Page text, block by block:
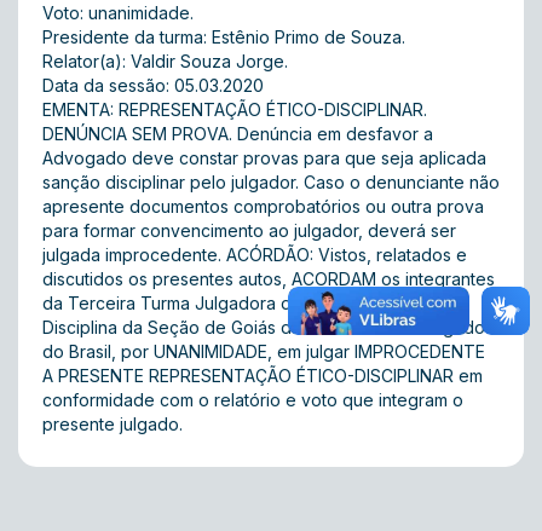
Voto: unanimidade.
Presidente da turma: Estênio Primo de Souza.
Relator(a): Valdir Souza Jorge.
Data da sessão: 05.03.2020
EMENTA: REPRESENTAÇÃO ÉTICO-DISCIPLINAR.
DENÚNCIA SEM PROVA. Denúncia em desfavor a
Advogado deve constar provas para que seja aplicada
sanção disciplinar pelo julgador. Caso o denunciante não
apresente documentos comprobatórios ou outra prova
para formar convencimento ao julgador, deverá ser
julgada improcedente. ACÓRDÃO: Vistos, relatados e
discutidos os presentes autos, ACORDAM os integrantes
da Terceira Turma Julgadora do Tribunal de Ética e
Disciplina da Seção de Goiás da Ordem dos Advogados
do Brasil, por UNANIMIDADE, em julgar IMPROCEDENTE
A PRESENTE REPRESENTAÇÃO ÉTICO-DISCIPLINAR em
conformidade com o relatório e voto que integram o
presente julgado.